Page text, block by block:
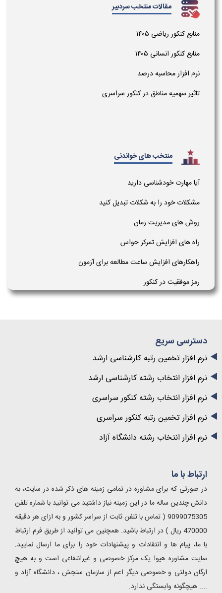
مقالات منتخب سردبیر
منابع کنکور ریاضی ۱۴۰۵
منابع کنکور انسانی ۱۴۰۵
نرم افزار محاسبه درصد
تاثیر سهمیه مناطق در کنکور سراسری
منتخب های خواندنی
آیا مهارت خودشناسی دارید
مشکلات خود را به شکلات تبدیل کنید
روش های مدیریت زمان
راه های افزایش تمرکز حواس
راهکارهای افزایش ساعت مطالعه برای آزمون
رمز موفقیت در کنکور
دسترسی سریع
نرم افزار تخمین رتبه کارشناسی ارشد
نرم افزار انتخاب رشته کارشناسی ارشد
نرم افزار انتخاب رشته کنکور سراسری
نرم افزار تخمین رتبه کنکور سراسری
نرم افزار انتخاب رشته دانشگاه آزاد
ارتباط با ما
در صورتی که برای مشاوره در تمامی زمینه های ذکر شده در سایت، به
دانش چندین ساله ما در این زمینه نیاز داشتید می توانید با شماره تلفن
9099075305 ( تماس با تلفن ثابت از سراسر کشور و به ازای هر دقیقه
470000 ریال ) در ارتباط باشید. همچنین می توانید از طریق فرم ارتباط
با ما، پیام ها و انتقادات و پیشنهادات خود را برای ما ارسال نمایید.
سایت مشاوره هیوا یک مرکز خصوصی و غیرانتفاعی است و به هیچ
ارگان دولتی و خصوصی دیگر اعم از سازمان سنجش ، دانشگاه آزاد و
.... هیچگونه وابستگی ندارد.